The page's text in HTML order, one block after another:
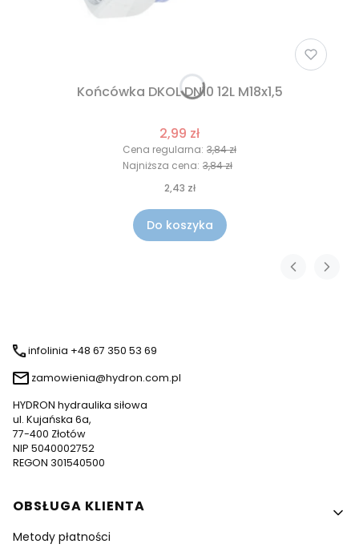
Końcówka DKOL DN10 12L M18x1,5
2,99 zł
Cena regularna: 3,84 zł
Najniższa cena: 3,84 zł
2,43 zł
Do koszyka
infolinia +48 67 350 53 69
zamowienia@hydron.com.pl
HYDRON hydraulika siłowa
ul. Kujańska 6a,
77-400 Złotów
NIP 5040002752
REGON 301540500
Linki w stopce
OBSŁUGA KLIENTA
Metody płatności